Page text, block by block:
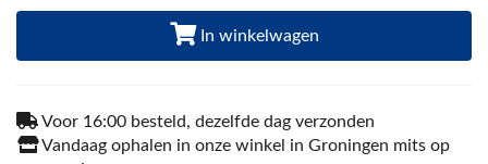
In winkelwagen
Voor 16:00 besteld, dezelfde dag verzonden
Vandaag ophalen in onze winkel in Groningen mits op